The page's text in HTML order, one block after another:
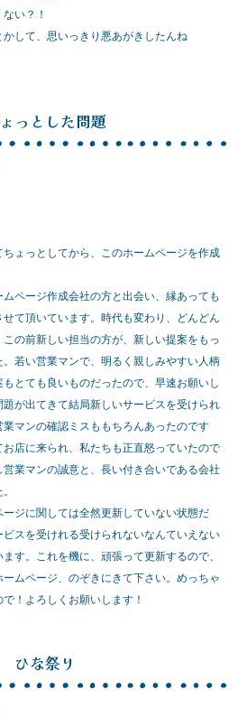
い？！
して、思いっきり悪あがきしたんね
っとした問題
ょっとしてから、このホームページを作成
ページ作成会社の方と出会い、縁あっても
て頂いています。時代も変わり、どんどん
の前新しい担当の方が、新しい提案をもっ
若い営業マンで、明るく親しみやすい人柄
とても良いものだったので、早速お願いし
が出てきて結局新しいサービスを受けられ
マンの確認ミスももちろんあったのです
店に来られ、私たちも正直怒っていたので
業マンの誠意と、長い付き合いである会社
ジに関しては全然更新していない状態だ
スを受けれる受けられないなんていえない
す。これを機に、頑張って更新するので、
ムページ、のぞきにきて下さい。めっちゃ
！よろしくお願いします！
ひな祭り